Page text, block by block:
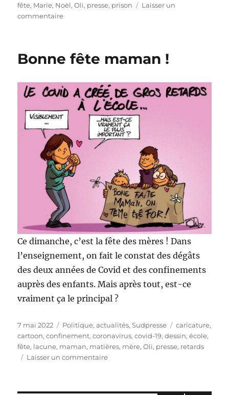
fête, Marie, Noël,Oli, presse, prison
Laisser un
commentairesur
Bonne fête maman !
Ce dimanche, c’est la fête des mères ! Dans
l’enseignement, on fait le constat des dégâts
des deux années de Covid et des confinements
auprès des enfants. Mais après tout, est-ce
vraiment ça le principal ?
Publié
le
7 mai 2022 Catégories
Politique, actualités,Sudpresse Étiquettes
caricature,
cartoon,confinement,coronavirus,covid-19,dessin,école,
fête, lacune, maman, matières, mère,Oli, presse, retards
Laisser un commentairesur